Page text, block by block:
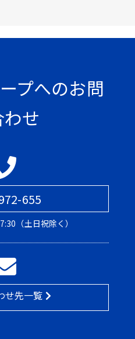
プへのお問
せ
655
（土日祝除く）
せ先一覧